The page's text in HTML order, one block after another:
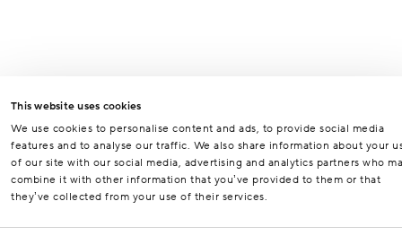
This website uses cookies
We use cookies to personalise content and ads, to provide social media
features and to analyse our traffic. We also share information about your
of our site with our social media, advertising and analytics partners who
combine it with other information that you’ve provided to them or that
they’ve collected from your use of their services.